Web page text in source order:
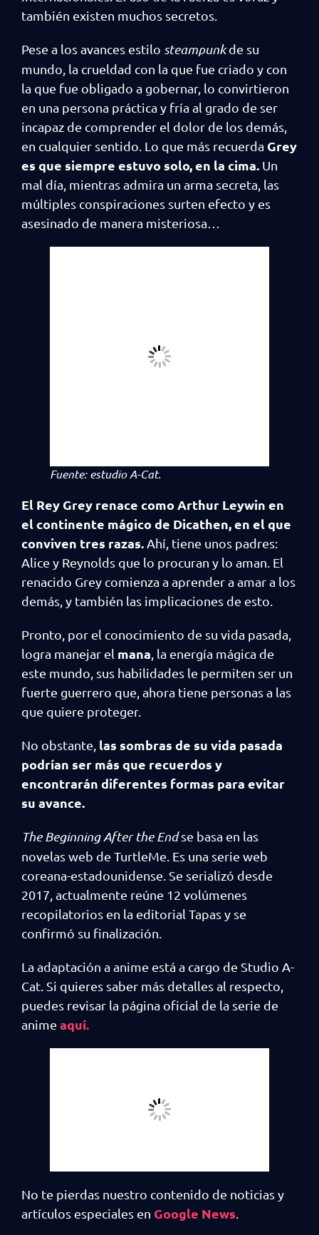
también existen muchos secretos.
Pese a los avances estilo steampunkde su
mundo, la crueldad con la que fue criado y con
la que fue obligado a gobernar, lo convirtieron
en una persona práctica y fría al grado de ser
incapaz de comprender el dolor de los demás,
en cualquier sentido. Lo que más recuerda Grey
es que siempre estuvo solo, en la cima. Un
mal día, mientras admira un arma secreta, las
múltiples conspiraciones surten efecto y es
asesinado de manera misteriosa…
Fuente: estudio A-Cat.
El Rey Grey renace como Arthur Leywin en
el continente mágico de Dicathen, en el que
conviven tres razas. Ahí, tiene unos padres:
Alice y Reynolds que lo procuran y lo aman. El
renacido Grey comienza a aprender a amar a los
demás, y también las implicaciones de esto.
Pronto, por el conocimiento de su vida pasada,
logra manejar el mana , la energía mágica de
este mundo, sus habilidades le permiten ser un
fuerte guerrero que, ahora tiene personas a las
que quiere proteger.
No obstante, las sombras de su vida pasada
podrían ser más que recuerdos y
encontrarán diferentes formas para evitar
su avance.
The Beginning After the Endse basa en las
novelas web de TurtleMe. Es una serie web
coreana-estadounidense. Se serializó desde
2017, actualmente reúne 12 volúmenes
recopilatorios en la editorial Tapas y se
confirmó su finalización.
La adaptación a anime está a cargo de Studio A-
Cat. Si quieres saber más detalles al respecto,
puedes revisar la página oficial de la serie de
anime aquí.
No te pierdas nuestro contenido de noticias y
artículos especiales en Google News.